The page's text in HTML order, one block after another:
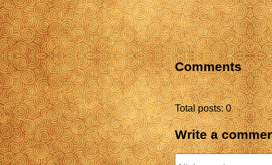
Comments
Total posts: 0
Write a